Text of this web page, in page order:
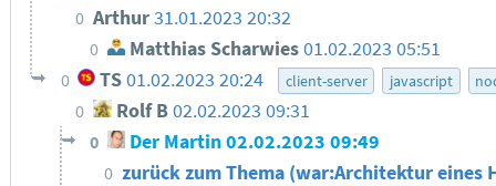
0 Arthur31.01.2023 20:32
0 Matthias Scharwies01.02.2023 05:51
0 TS01.02.2023 20:24 client-server javascript
0 Rolf B02.02.2023 09:31
0 Der Martin02.02.2023 09:49
0 zurück zum Thema (war:Architektur eines